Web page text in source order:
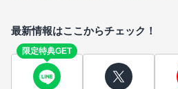
最新情報はここからチェック！
限定特典GET